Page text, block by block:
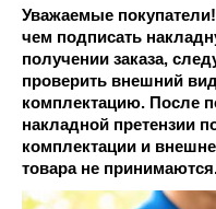
Уважаемые
чем подписать
получении заказа,
проверить внешний
комплектацию. После
накладной претензии
комплектации и
товара не